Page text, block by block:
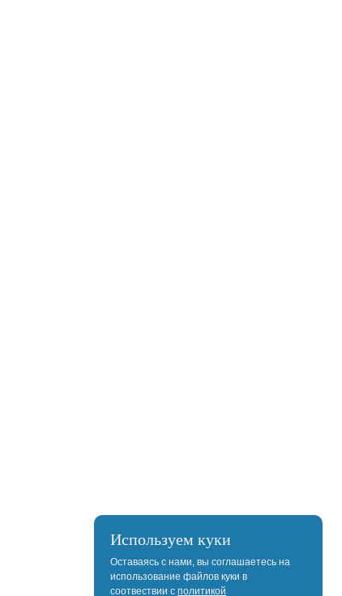
Используем куки
Оставаясь с нами, вы соглашаетесь на
использование файлов куки в
соотвествии с политикой